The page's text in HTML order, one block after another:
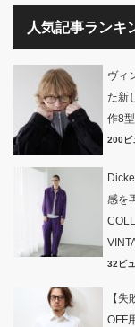
人気記事ランキ
ヴィ
た新
作8
200ビ
感を
32ビ
【
OFF